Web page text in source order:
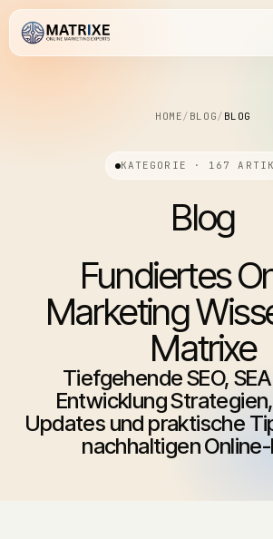
HOME/ BLOG/ BLOG
KATEGORIE · 167
Blog
Fundiertes
Marketing
Matrixe
Tiefgehende SEO,
Entwicklung
Updates und praktische
nachhaltigen